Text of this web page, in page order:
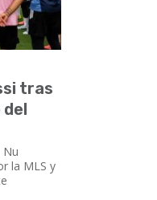
tras
la MLS y